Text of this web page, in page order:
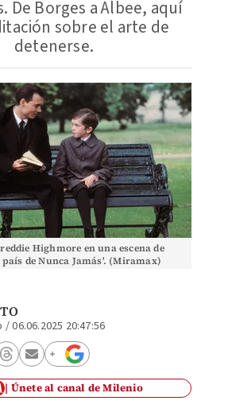
De Borges a Albee, aquí
sobre el arte de
detenerse.
Highmore en una escena de
de Nunca Jamás'. (Miramax)
/06.06.2025 20:47:56
Únete al canal de Milenio